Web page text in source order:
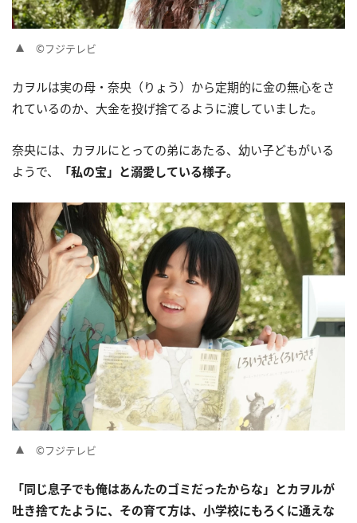
©フジテレビ
カヲルは実の母・奈央（りょう）から定期的に金の無心をさ
れているのか、大金を投げ捨てるように渡していました。
奈央には、カヲルにとっての弟にあたる、幼い子どもがいる
ようで、
「私の宝」と溺愛している様子。
©フジテレビ
「同じ息子でも俺はあんたのゴミだったからな」とカヲルが
吐き捨てたように、その育て方は、小学校にもろくに通えな